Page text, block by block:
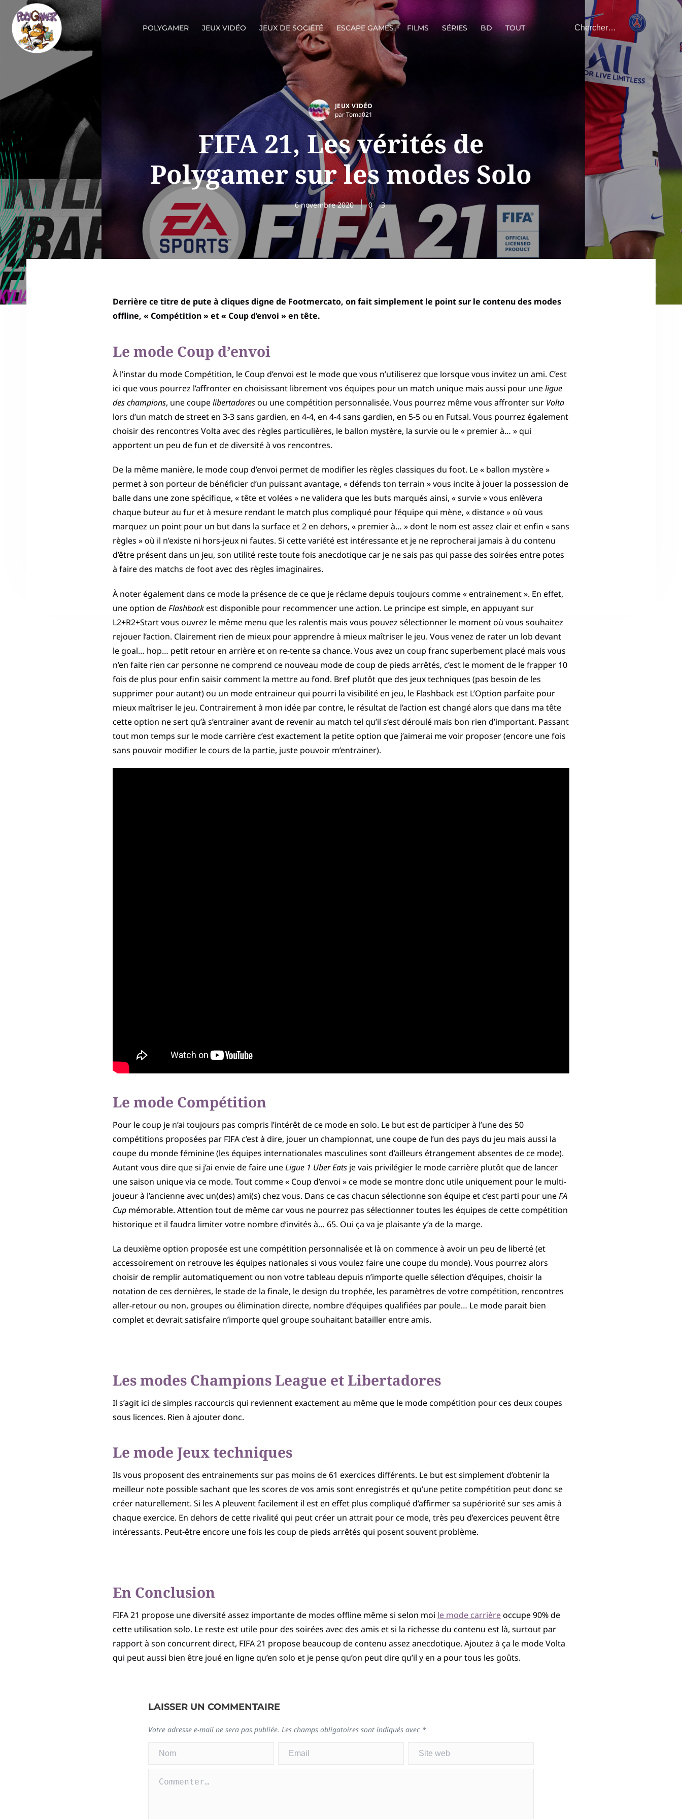
POLYGAMER JEUX VIDÉO JEUX DE SOCIÉTÉ ESCAPE GAMES FILMS SÉRIES BD TOUT
JEUX VIDÉO
par Toma021
FIFA 21, Les vérités de
Polygamer sur les modes Solo
6 novembre 2020 0 3
Derrière ce titre de pute à cliques digne de Footmercato, on fait simplement le point sur le contenu des modes
offline, « Compétition » et « Coup d’envoi » en tête.
Le mode Coup d’envoi
À l’instar du mode Compétition, le Coup d’envoi est le mode que vous n’utiliserez que lorsque vous invitez un ami. C’est
ici que vous pourrez l’affronter en choisissant librement vos équipes pour un match unique mais aussi pour uneligue
des champions, une coupelibertadoresou une compétition personnalisée. Vous pourrez même vous affronter sur Volta
lors d’un match de street en 3-3 sans gardien, en 4-4, en 4-4 sans gardien, en 5-5 ou en Futsal. Vous pourrez également
choisir des rencontres Volta avec des règles particulières, le ballon mystère, la survie ou le « premier à… » qui
apportent un peu de fun et de diversité à vos rencontres.
De la même manière, le mode coup d’envoi permet de modifier les règles classiques du foot. Le « ballon mystère »
permet à son porteur de bénéficier d’un puissant avantage, « défends ton terrain » vous incite à jouer la possession de
balle dans une zone spécifique, « tête et volées » ne validera que les buts marqués ainsi, « survie » vous enlèvera
chaque buteur au fur et à mesure rendant le match plus compliqué pour l’équipe qui mène, « distance » où vous
marquez un point pour un but dans la surface et 2 en dehors, « premier à… » dont le nom est assez clair et enfin « sans
règles » où il n’existe ni hors-jeux ni fautes. Si cette variété est intéressante et je ne reprocherai jamais à du contenu
d’être présent dans un jeu, son utilité reste toute fois anecdotique car je ne sais pas qui passe des soirées entre potes
à faire des matchs de foot avec des règles imaginaires.
À noter également dans ce mode la présence de ce que je réclame depuis toujours comme « entrainement ». En effet,
une option deFlashbackest disponible pour recommencer une action. Le principe est simple, en appuyant sur
L2+R2+Start vous ouvrez le même menu que les ralentis mais vous pouvez sélectionner le moment où vous souhaitez
rejouer l’action. Clairement rien de mieux pour apprendre à mieux maîtriser le jeu. Vous venez de rater un lob devant
le goal… hop… petit retour en arrière et on re-tente sa chance. Vous avez un coup franc superbement placé mais vous
n’en faite rien car personne ne comprend ce nouveau mode de coup de pieds arrêtés, c’est le moment de le frapper 10
fois de plus pour enfin saisir comment la mettre au fond. Bref plutôt que des jeux techniques (pas besoin de les
supprimer pour autant) ou un mode entraineur qui pourri la visibilité en jeu, le Flashback est L’Option parfaite pour
mieux maîtriser le jeu. Contrairement à mon idée par contre, le résultat de l’action est changé alors que dans ma tête
cette option ne sert qu’à s’entrainer avant de revenir au match tel qu’il s’est déroulé mais bon rien d’important. Passant
tout mon temps sur le mode carrière c’est exactement la petite option que j’aimerai me voir proposer (encore une fois
sans pouvoir modifier le cours de la partie, juste pouvoir m’entrainer).
Le mode Compétition
Pour le coup je n’ai toujours pas compris l’intérêt de ce mode en solo. Le but est de participer à l’une des 50
compétitions proposées par FIFA c’est à dire, jouer un championnat, une coupe de l’un des pays du jeu mais aussi la
coupe du monde féminine (les équipes internationales masculines sont d’ailleurs étrangement absentes de ce mode).
Autant vous dire que si j’ai envie de faire uneLigue 1 Uber Eats je vais privilégier le mode carrière plutôt que de lancer
une saison unique via ce mode. Tout comme « Coup d’envoi » ce mode se montre donc utile uniquement pour le multi-
joueur à l’ancienne avec un(des) ami(s) chez vous. Dans ce cas chacun sélectionne son équipe et c’est parti pour uneFA
Cup mémorable. Attention tout de même car vous ne pourrez pas sélectionner toutes les équipes de cette compétition
historique et il faudra limiter votre nombre d’invités à… 65. Oui ça va je plaisante y’a de la marge.
La deuxième option proposée est une compétition personnalisée et là on commence à avoir un peu de liberté (et
accessoirement on retrouve les équipes nationales si vous voulez faire une coupe du monde). Vous pourrez alors
choisir de remplir automatiquement ou non votre tableau depuis n’importe quelle sélection d’équipes, choisir la
notation de ces dernières, le stade de la finale, le design du trophée, les paramètres de votre compétition, rencontres
aller-retour ou non, groupes ou élimination directe, nombre d’équipes qualifiées par poule… Le mode parait bien
complet et devrait satisfaire n’importe quel groupe souhaitant batailler entre amis.
Les modes Champions League et Libertadores
Il s’agit ici de simples raccourcis qui reviennent exactement au même que le mode compétition pour ces deux coupes
sous licences. Rien à ajouter donc.
Le mode Jeux techniques
Ils vous proposent des entrainements sur pas moins de 61 exercices différents. Le but est simplement d’obtenir la
meilleur note possible sachant que les scores de vos amis sont enregistrés et qu’une petite compétition peut donc se
créer naturellement. Si les A pleuvent facilement il est en effet plus compliqué d’affirmer sa supériorité sur ses amis à
chaque exercice. En dehors de cette rivalité qui peut créer un attrait pour ce mode, très peu d’exercices peuvent être
intéressants. Peut-être encore une fois les coup de pieds arrêtés qui posent souvent problème.
En Conclusion
FIFA 21 propose une diversité assez importante de modes offline même si selon moi le mode carrièreoccupe 90% de
cette utilisation solo. Le reste est utile pour des soirées avec des amis et si la richesse du contenu est là, surtout par
rapport à son concurrent direct, FIFA 21 propose beaucoup de contenu assez anecdotique. Ajoutez à ça le mode Volta
qui peut aussi bien être joué en ligne qu’en solo et je pense qu’on peut dire qu’il y en a pour tous les goûts.
LAISSER UN COMMENTAIRE
Votre adresse e-mail ne sera pas publiée. Les champs obligatoires sont indiqués avec *